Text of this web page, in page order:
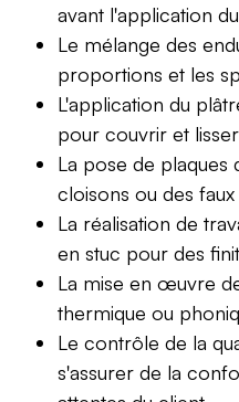
avant l'application
Le mélange des
proportions et les
L'application du
pour couvrir et
La pose de
cloisons ou des
La réalisation de
en stuc pour des
La mise en œuvre
thermique ou
Le contrôle de la
s'assurer de la